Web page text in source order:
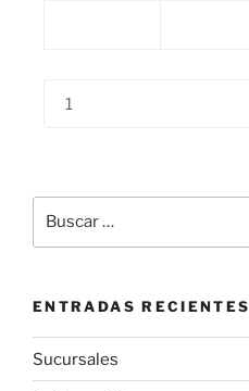
ENTRADAS RECIENTES
Sucursales